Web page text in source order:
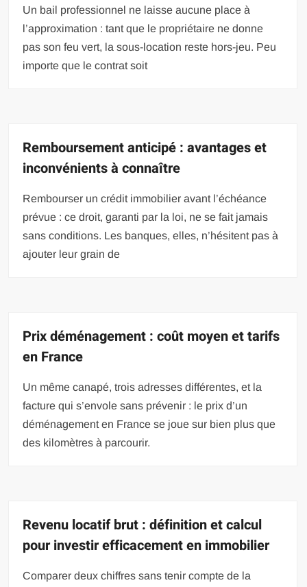
Un bail professionnel ne laisse aucune place à
l’approximation : tant que le propriétaire ne donne
pas son feu vert, la sous-location reste hors-jeu. Peu
importe que le contrat soit
Remboursement anticipé : avantages et
inconvénients à connaître
Rembourser un crédit immobilier avant l’échéance
prévue : ce droit, garanti par la loi, ne se fait jamais
sans conditions. Les banques, elles, n’hésitent pas à
ajouter leur grain de
Prix déménagement : coût moyen et tarifs
en France
Un même canapé, trois adresses différentes, et la
facture qui s’envole sans prévenir : le prix d’un
déménagement en France se joue sur bien plus que
des kilomètres à parcourir.
Revenu locatif brut : définition et calcul
pour investir efficacement en immobilier
Comparer deux chiffres sans tenir compte de la